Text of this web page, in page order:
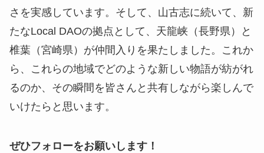
さを実感しています。そして、山古志に続いて、新
たなLocal DAOの拠点として、天龍峡（長野県）と
椎葉（宮崎県）が仲間入りを果たしました。これか
ら、これらの地域でどのような新しい物語が紡がれ
るのか、その瞬間を皆さんと共有しながら楽しんで
いけたらと思います。
ぜひフォローをお願いします！